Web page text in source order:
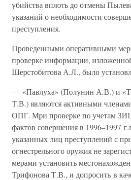
убийства вплоть до отмены
указаний о необходимости
преступления.
Проведенными оперативными
проверке информации,
Шерстобитова А.Л., было
— «Павлуха» (Полунин А.В.) и
Т.В.) являются активными
ОПГ. Мри проверке по учетам
фактов совершения в 1996–1997
указанных лиц преступлений с
огнестрельного оружия не
мерами установить
Трифонова Т.В., и допросить в